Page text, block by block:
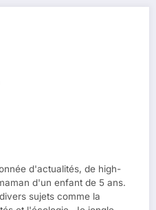
d'actualités, de high-
d'un enfant de 5 ans.
sujets comme la